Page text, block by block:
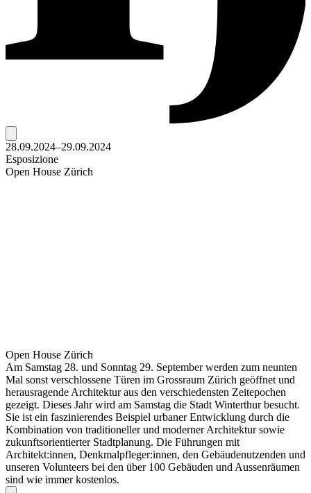
28.09.2024–29.09.2024
Esposizione
Open House Zürich
Open House Zürich
Am Samstag 28. und Sonntag 29. September werden zum neunten
Mal sonst verschlossene Türen im Grossraum Zürich geöffnet und
herausragende Architektur aus den verschiedensten Zeitepochen
gezeigt. Dieses Jahr wird am Samstag die Stadt Winterthur besucht.
Sie ist ein faszinierendes Beispiel urbaner Entwicklung durch die
Kombination von traditioneller und moderner Architektur sowie
zukunftsorientierter Stadtplanung. Die Führungen mit
Architekt:innen, Denkmalpfleger:innen, den Gebäudenutzenden und
unseren Volunteers bei den über 100 Gebäuden und Aussenräumen
sind wie immer kostenlos.